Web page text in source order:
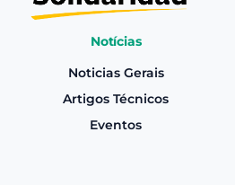
Notícias
Noticias Gerais
Artigos Técnicos
Eventos